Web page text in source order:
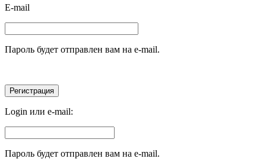
E-mail
Пароль будет отправлен вам на e-mail.
Login или e-mail:
Пароль будет отправлен вам на e-mail.